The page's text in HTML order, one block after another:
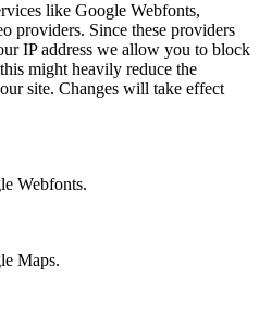
like Google Webfonts,
providers. Since these providers
IP address we allow you to block
might heavily reduce the
site. Changes will take effect
Webfonts.
Maps.